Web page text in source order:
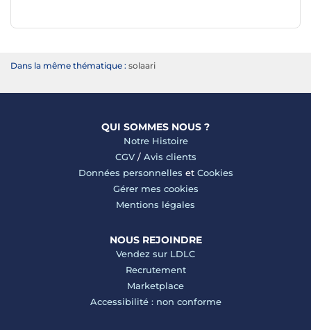
Dans la même thématique : solaari
QUI SOMMES NOUS ?
Notre Histoire
CGV/ Avis clients
Données personnelles et Cookies
Gérer mes cookies
Mentions légales
NOUS REJOINDRE
Vendez sur LDLC
Recrutement
Marketplace
Accessibilité : non conforme